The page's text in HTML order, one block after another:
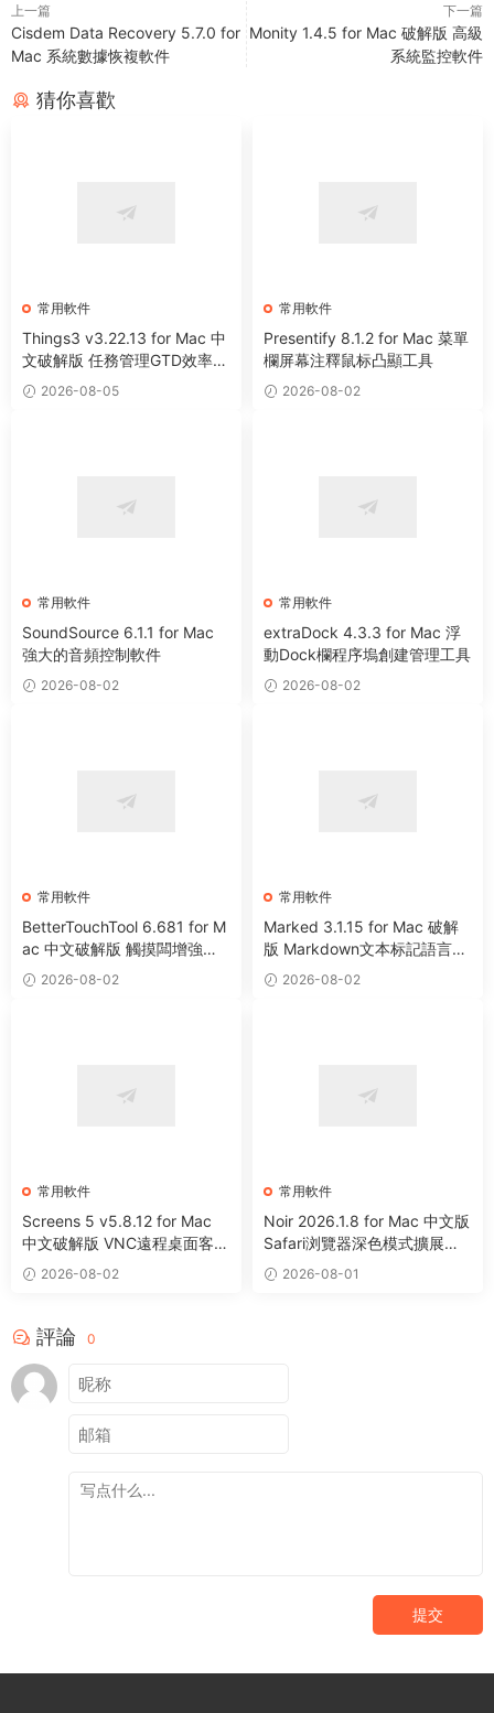
上一篇
Cisdem Data Recovery 5.7.0 for
Mac 系統數據恢複軟件
下一篇
Monity 1.4.5 for Mac 破解版 高級
系統監控軟件
猜你喜歡
常用軟件
Things3 v3.22.13 for Mac 中
文破解版 任務管理GTD效率工
具 2026-08-05
常用軟件
Presentify 8.1.2 for Mac 菜單
欄屏幕注釋鼠标凸顯工具
2026-08-02
常用軟件
SoundSource 6.1.1 for Mac
強大的音頻控制軟件
2026-08-02
常用軟件
extraDock 4.3.3 for Mac 浮
動Dock欄程序塢創建管理工具
2026-08-02
常用軟件
BetterTouchTool 6.681 for M
ac 中文破解版 觸摸闆增強工
具 2026-08-02
常用軟件
Marked 3.1.15 for Mac 破解
版 Markdown文本标記語言預
覽工具
2026-08-02
常用軟件
Screens 5 v5.8.12 for Mac
中文破解版 VNC遠程桌面客戶
端應用程序
2026-08-02
常用軟件
Noir 2026.1.8 for Mac 中文版
Safari浏覽器深色模式擴展程
序 2026-08-01
評論 0
提交